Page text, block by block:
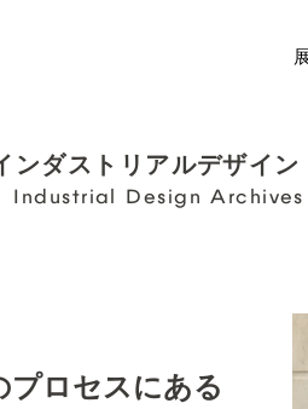
ンダストリアルデザイン
Industrial Design Archives
ロセスにある